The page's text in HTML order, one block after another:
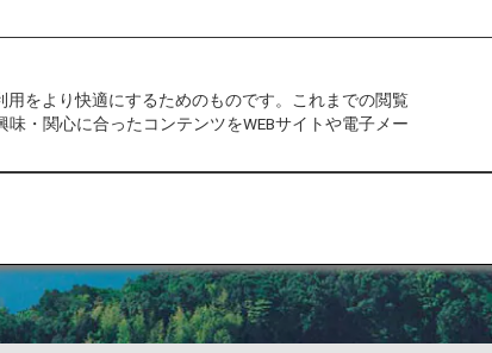
用をより快適にするためのものです。これまでの閲覧
・関心に合ったコンテンツをWEBサイトや電子メー